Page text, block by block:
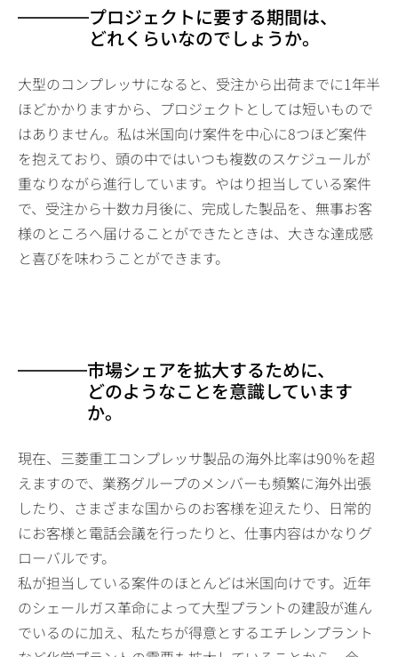
プロジェクトに要する期間は、
どれくらいなのでしょうか。
大型のコンプレッサになると、受注から出荷までに1年半
ほどかかりますから、プロジェクトとしては短いもので
はありません。私は米国向け案件を中心に8つほど案件
を抱えており、頭の中ではいつも複数のスケジュールが
重なりながら進行しています。やはり担当している案件
で、受注から十数カ月後に、完成した製品を、無事お客
様のところへ届けることができたときは、大きな達成感
と喜びを味わうことができます。
市場シェアを拡大するために、
どのようなことを意識しています
か。
現在、三菱重工コンプレッサ製品の海外比率は90％を超
えますので、業務グループのメンバーも頻繁に海外出張
したり、さまざまな国からのお客様を迎えたり、日常的
にお客様と電話会議を行ったりと、仕事内容はかなりグ
ローバルです。
私が担当している案件のほとんどは米国向けです。近年
のシェールガス革命によって大型プラントの建設が進ん
でいるのに加え、私たちが得意とするエチレンプラント